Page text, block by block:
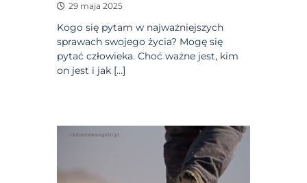
29 maja 2025
Kogo się pytam w najważniejszych
sprawach swojego życia? Mogę się
pytać człowieka. Choć ważne jest, kim
on jest i jak […]